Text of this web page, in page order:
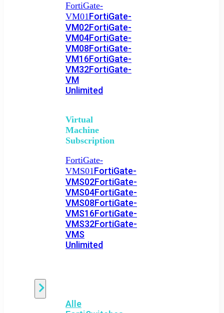
FortiGate-
VM01FortiGate-
VM02FortiGate-
VM04FortiGate-
VM08FortiGate-
VM16FortiGate-
VM32FortiGate-
VM
Unlimited
Virtual
Machine
Subscription
FortiGate-
VMS01FortiGate-
VMS02FortiGate-
VMS04FortiGate-
VMS08FortiGate-
VMS16FortiGate-
VMS32FortiGate-
VMS
Unlimited
Alle